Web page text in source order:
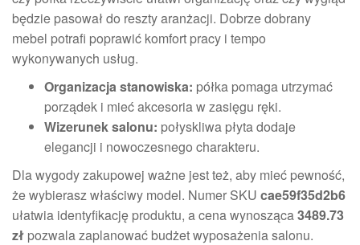
będzie pasował do reszty aranżacji. Dobrze dobrany
mebel potrafi poprawić komfort pracy i tempo
wykonywanych usług.
Organizacja stanowiska: półka pomaga utrzymać
porządek i mieć akcesoria w zasięgu ręki.
Wizerunek salonu: połyskliwa płyta dodaje
elegancji i nowoczesnego charakteru.
Dla wygody zakupowej ważne jest też, aby mieć pewność,
że wybierasz właściwy model. Numer SKU cae59f35d2b6
ułatwia identyfikację produktu, a cena wynosząca3489.73
zł pozwala zaplanować budżet wyposażenia salonu.